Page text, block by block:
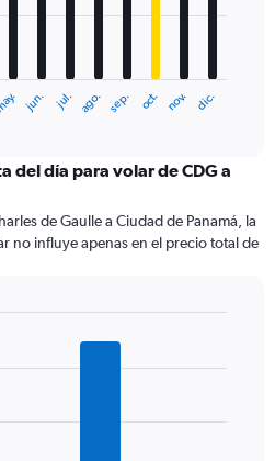
jun. jul. ago. sep. oct. nov. dic.
del día para volar de CDG a
de Gaulle a Ciudad de Panamá, la
no influye apenas en el precio total de